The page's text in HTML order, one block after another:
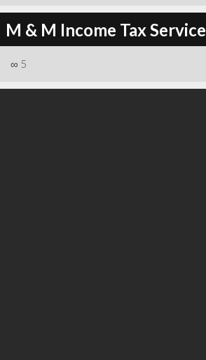
M & M Income Tax Service
∞ 5